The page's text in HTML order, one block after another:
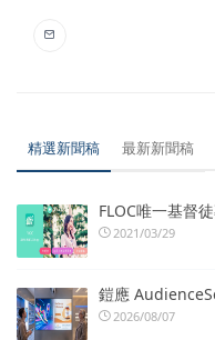
精選新聞稿 最新新聞稿
FLOC唯一基督
2021/03/29
鎧應
2026/08/07